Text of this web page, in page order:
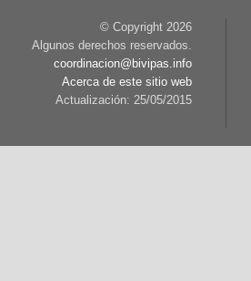
© Copyright 2026
Algunos derechos reservados.
coordinacion@bivipas.info
Acerca de este sitio web
Actualización: 25/05/2015